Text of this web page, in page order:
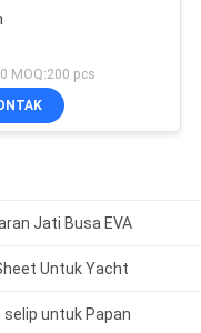
MOQ:200 pcs
Jati Busa EVA
Untuk Yacht
selip untuk Papan